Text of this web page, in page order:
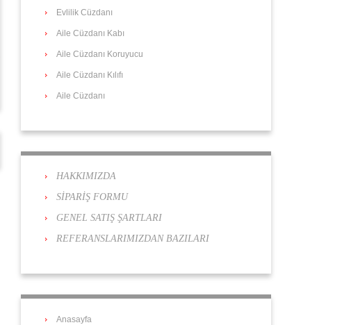
Evlilik Cüzdanı
Aile Cüzdanı Kabı
Aile Cüzdanı Koruyucu
Aile Cüzdanı Kılıfı
Aile Cüzdanı
HAKKIMIZDA
SİPARİŞ FORMU
GENEL SATIŞ ŞARTLARI
REFERANSLARIMIZDAN BAZILARI
Anasayfa